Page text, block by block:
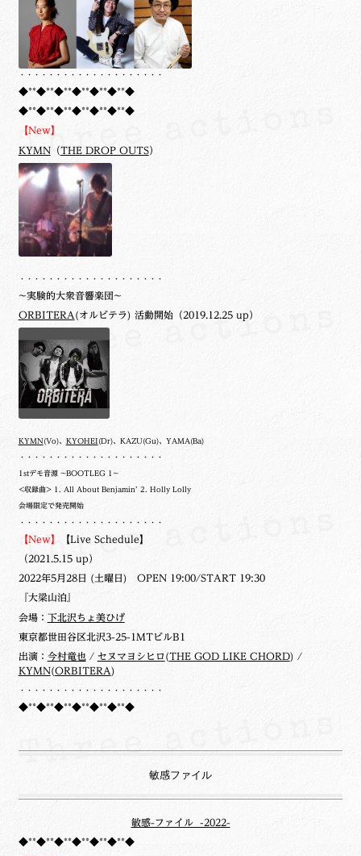
・・・・・・・・・・・・・・・・・・・・
◆**◆**◆**◆**◆**◆**◆
◆**◆**◆**◆**◆**◆**◆
【New】
KYMN（THE DROP OUTS）
・・・・・・・・・・・・・・・・・・・・
~実験的大衆音響楽団~
ORBITERA (オルビテラ) 活動開始（2019.12.25 up）
KYMN(Vo)、 KYOHEI (Dr)、KAZU(Gu)、YAMA(Ba)
・・・・・・・・・・・・・・・・・・・・
1stデモ音源 ~BOOTLEG 1~
<収録曲> 1. All About Benjamin’ 2. Holly Lolly
会場限定で発売開始
・・・・・・・・・・・・・・・・・・・・
【New】 【Live Schedule】
（2021.5.15 up）
2022年5月28日 (土曜日) OPEN 19:00/START 19:30
『大梁山泊』
会場： 下北沢ちょ美ひげ
東京都世田谷区北沢3-25-1MTビルB1
出演： 今村竜也/ セヌマヨシヒロ (THE GOD LIKE CHORD) /
KYMN(ORBITERA)
・・・・・・・・・・・・・・・・・・・・
◆**◆**◆**◆**◆**◆**◆
敏感ファイル
敏感-ファイル -2022-
◆**◆**◆**◆**◆**◆**◆